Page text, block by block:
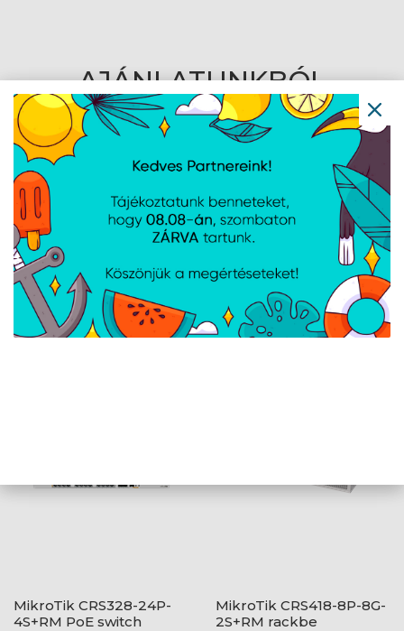
AJÁNLATUNKBÓL
MikroTik 24xGbit switch,
Ubiquiti UniFi Switch, 5-
MikroTik CRS328-24P-
4S+RM PoE switch
MikroTik CRS418-8P-8G-
2S+RM rackbe